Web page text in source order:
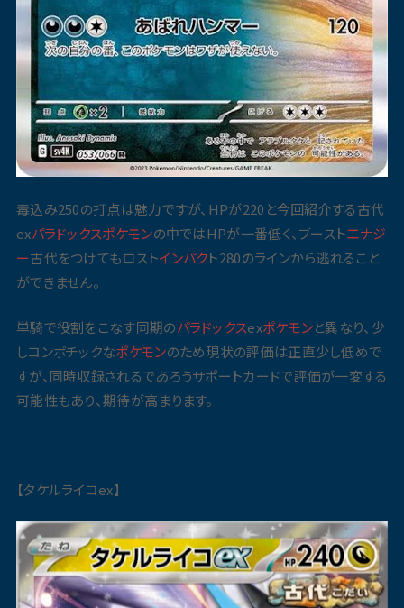
毒込み250の打点は魅力ですが、HPが220と今回紹介する古代
exパラドックスポケモンの中ではHPが一番低く、ブーストエナジ
ー古代をつけてもロストインパクト280のラインから逃れること
ができません。
単騎で役割をこなす同期のパラドックスexポケモンと異なり、少
しコンボチックなポケモンのため現状の評価は正直少し低めで
すが、同時収録されるであろうサポートカードで評価が一変する
可能性もあり、期待が高まります。
【タケルライコex】